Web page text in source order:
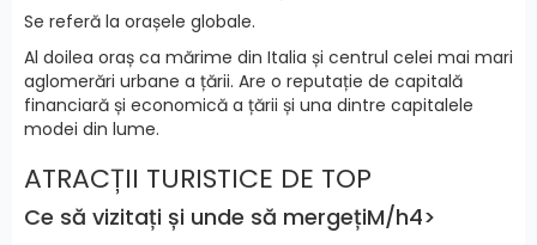
Se referă la orașele globale.
Al doilea oraș ca mărime din Italia și centrul celei mai mari
aglomerări urbane a țării. Are o reputație de capitală
financiară și economică a țării și una dintre capitalele
modei din lume.
ATRACȚII TURISTICE DE TOP
Ce să vizitați și unde să mergețiM/h4>